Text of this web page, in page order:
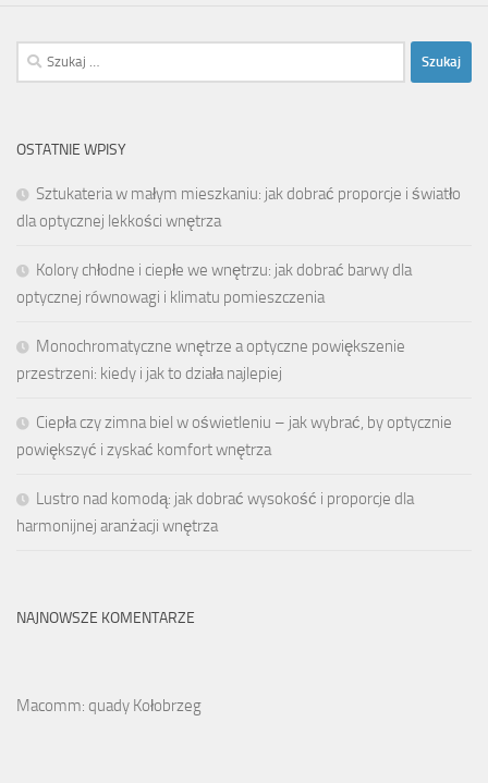
Szukaj:
OSTATNIE WPISY
Sztukateria w małym mieszkaniu: jak dobrać proporcje i światło
dla optycznej lekkości wnętrza
Kolory chłodne i ciepłe we wnętrzu: jak dobrać barwy dla
optycznej równowagi i klimatu pomieszczenia
Monochromatyczne wnętrze a optyczne powiększenie
przestrzeni: kiedy i jak to działa najlepiej
Ciepła czy zimna biel w oświetleniu – jak wybrać, by optycznie
powiększyć i zyskać komfort wnętrza
Lustro nad komodą: jak dobrać wysokość i proporcje dla
harmonijnej aranżacji wnętrza
NAJNOWSZE KOMENTARZE
Macomm: quady Kołobrzeg